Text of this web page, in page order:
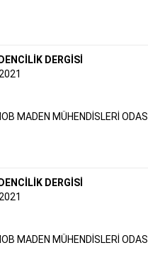
DERGİSİ
2021
MADEN MÜHENDİSLERİ ODASI
DERGİSİ
2021
MADEN MÜHENDİSLERİ ODASI